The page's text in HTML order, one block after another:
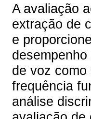
A avaliação
extração de
e
de voz
frequência
análise